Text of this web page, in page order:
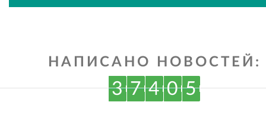
НАПИСАНО НОВОСТЕЙ:
3 7 4 0 5